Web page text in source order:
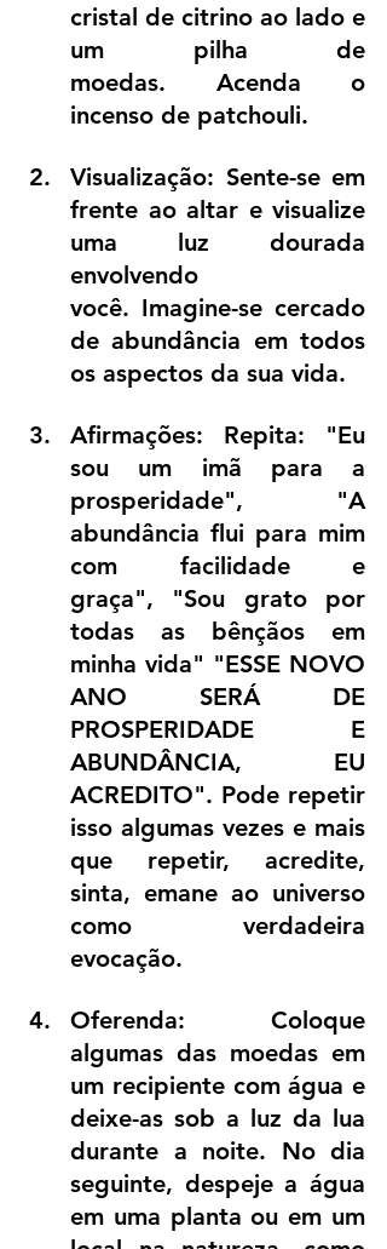
cristal de citrino ao lado e
um pilha de
moedas. Acenda o
incenso de patchouli.
Visualização: Sente-se em
frente ao altar e visualize
uma luz dourada
envolvendo
você. Imagine-se cercado
de abundância em todos
os aspectos da sua vida.
Afirmações: Repita: "Eu
sou um imã para a
prosperidade", "A
abundância flui para mim
com facilidade e
graça", "Sou grato por
todas as bênçãos em
minha vida" "ESSE NOVO
ANO SERÁ DE
PROSPERIDADE E
ABUNDÂNCIA, EU
ACREDITO". Pode repetir
isso algumas vezes e mais
que repetir, acredite,
sinta, emane ao universo
como verdadeira
evocação.
Oferenda: Coloque
algumas das moedas em
um recipiente com água e
deixe-as sob a luz da lua
durante a noite. No dia
seguinte, despeje a água
em uma planta ou em um